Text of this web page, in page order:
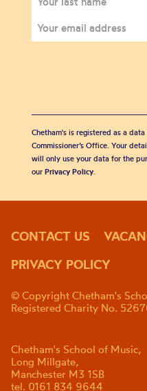
Chetham's is registered as a
Commissioner’s Office. Your
will only use your data for the
our Privacy Policy.
CONTACT US
PRIVACY POLICY
© Copyright Chetham's
Registered Charity No.
Chetham's School of Music,
Long Millgate,
Manchester M3 1SB
tel. 0161 834 9644